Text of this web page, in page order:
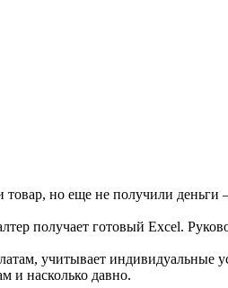
товар, но еще не получили
получает готовый Excel.
учитывает индивидуальные
и насколько давно.